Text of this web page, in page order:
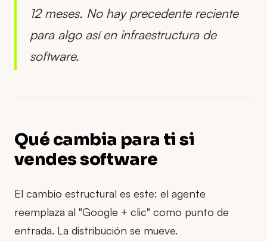
12 meses. No hay precedente reciente
para algo así en infraestructura de
software.
Qué cambia para ti si
vendes software
El cambio estructural es este: el agente
reemplaza al "Google + clic" como punto de
entrada. La distribución se mueve.